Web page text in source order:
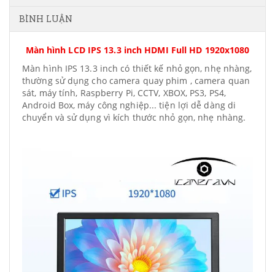
BÌNH LUẬN
Màn hình LCD IPS 13.3 inch HDMI Full HD 1920x1080
Màn hình IPS 13.3 inch có thiết kế nhỏ gọn, nhẹ nhàng,
thường sử dụng cho camera quay phim , camera quan
sát, máy tính, Raspberry Pi, CCTV, XBOX, PS3, PS4,
Android Box, máy công nghiệp... tiện lợi dễ dàng di
chuyển và sử dụng vì kích thước nhỏ gọn, nhẹ nhàng.